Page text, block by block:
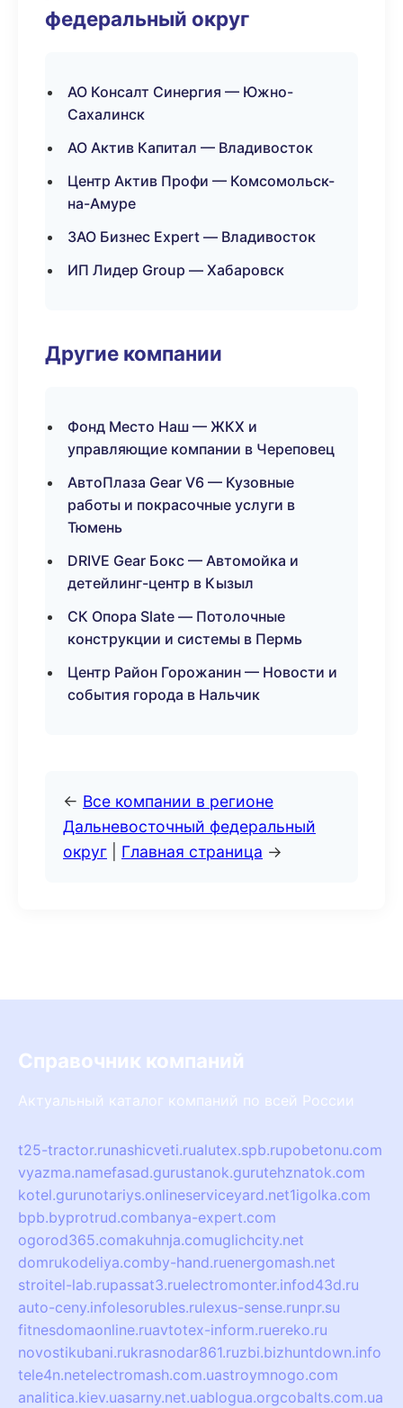
федеральный округ
АО Консалт Синергия — Южно-
Сахалинск
АО Актив Капитал — Владивосток
Центр Актив Профи — Комсомольск-
на-Амуре
ЗАО Бизнес Expert — Владивосток
ИП Лидер Group — Хабаровск
Другие компании
Фонд Место Наш — ЖКХ и
управляющие компании в Череповец
АвтоПлаза Gear V6 — Кузовные
работы и покрасочные услуги в
Тюмень
DRIVE Gear Бокс — Автомойка и
детейлинг-центр в Кызыл
СК Опора Slate — Потолочные
конструкции и системы в Пермь
Центр Район Горожанин — Новости и
события города в Нальчик
← Все компании в регионе
Дальневосточный федеральный
округ
Главная страница →
Справочник компаний
Актуальный каталог компаний по всей России
t25-tractor.runashicveti.rualutex.spb.rupobetonu.com
vyazma.namefasad.gurustanok.gurutehznatok.com
kotel.gurunotariys.onlineserviceyard.net1igolka.com
bpb.byprotrud.combanya-expert.com
ogorod365.comakuhnja.comuglichcity.net
domrukodeliya.comby-hand.ruenergomash.net
stroitel-lab.rupassat3.ruelectromonter.infod43d.ru
auto-ceny.infolesorubles.rulexus-sense.runpr.su
fitnesdomaonline.ruavtotex-inform.ruereko.ru
novostikubani.rukrasnodar861.ruzbi.bizhuntdown.info
tele4n.netelectromash.com.uastroymnogo.com
analitica.kiev.uasarny.net.uablogua.orgcobalts.com.ua